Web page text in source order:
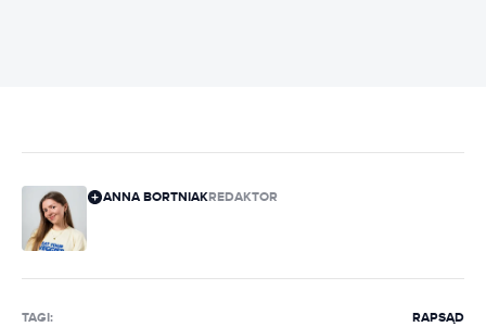
ANNA BORTNIAKREDAKTOR
TAGI: RAPSĄD